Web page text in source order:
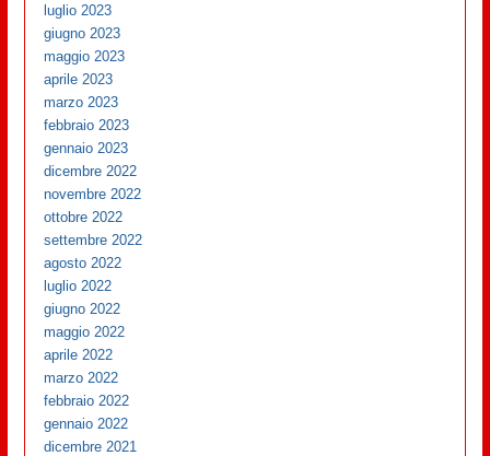
luglio 2023
giugno 2023
maggio 2023
aprile 2023
marzo 2023
febbraio 2023
gennaio 2023
dicembre 2022
novembre 2022
ottobre 2022
settembre 2022
agosto 2022
luglio 2022
giugno 2022
maggio 2022
aprile 2022
marzo 2022
febbraio 2022
gennaio 2022
dicembre 2021